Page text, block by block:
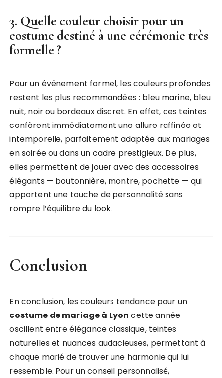
3. Quelle couleur choisir pour un
costume destiné à une cérémonie très
formelle ?
Pour un événement formel, les couleurs profondes
restent les plus recommandées : bleu marine, bleu
nuit, noir ou bordeaux discret. En effet, ces teintes
confèrent immédiatement une allure raffinée et
intemporelle, parfaitement adaptée aux mariages
en soirée ou dans un cadre prestigieux. De plus,
elles permettent de jouer avec des accessoires
élégants — boutonnière, montre, pochette — qui
apportent une touche de personnalité sans
rompre l’équilibre du look.
Conclusion
En conclusion, les couleurs tendance pour un
costume de mariage à Lyon cette année
oscillent entre élégance classique, teintes
naturelles et nuances audacieuses, permettant à
chaque marié de trouver une harmonie qui lui
ressemble. Pour un conseil personnalisé,